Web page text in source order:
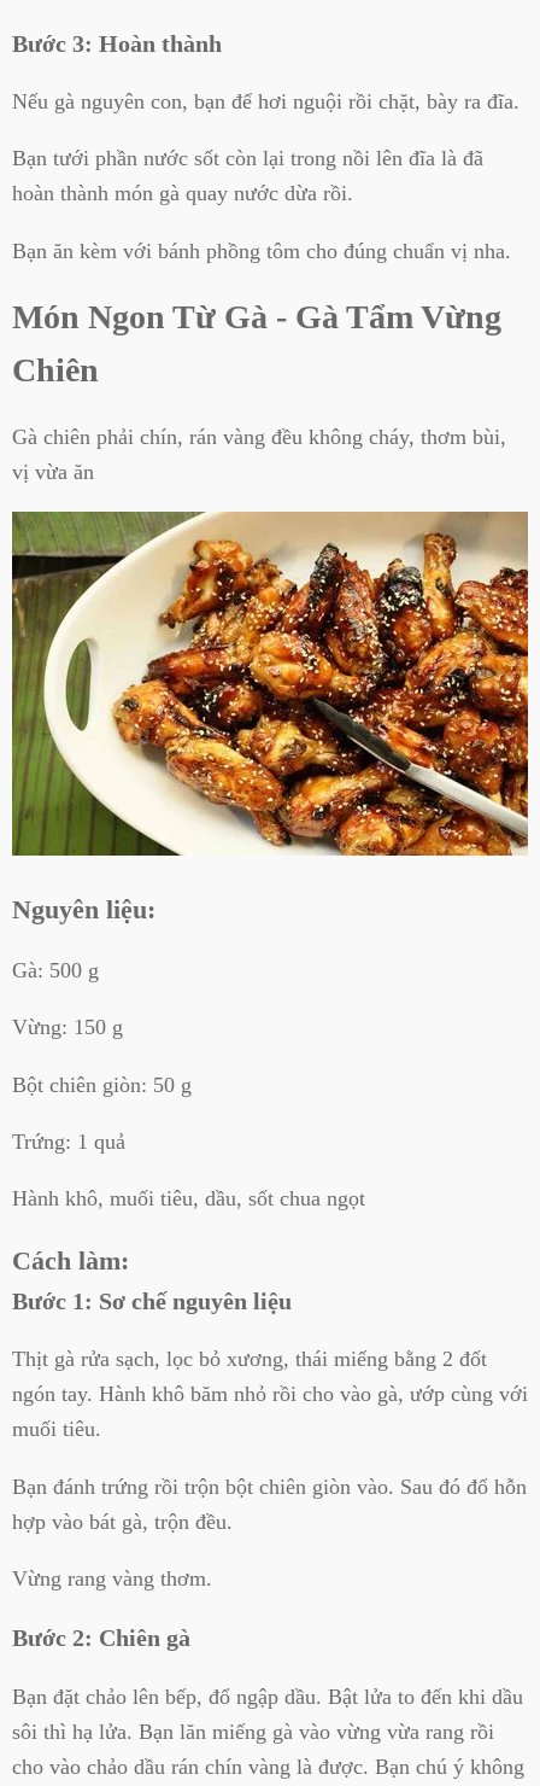
Bước 3: Hoàn thành
Nếu gà nguyên con, bạn để hơi nguội rồi chặt, bày ra đĩa.
Bạn tưới phần nước sốt còn lại trong nồi lên đĩa là đã
hoàn thành món gà quay nước dừa rồi.
Bạn ăn kèm với bánh phồng tôm cho đúng chuẩn vị nha.
Món Ngon Từ Gà - Gà Tẩm Vừng
Chiên
Gà chiên phải chín, rán vàng đều không cháy, thơm bùi,
vị vừa ăn
Nguyên liệu:
Gà: 500 g
Vừng: 150 g
Bột chiên giòn: 50 g
Trứng: 1 quả
Hành khô, muối tiêu, dầu, sốt chua ngọt
Cách làm:
Bước 1: Sơ chế nguyên liệu
Thịt gà rửa sạch, lọc bỏ xương, thái miếng bằng 2 đốt
ngón tay. Hành khô băm nhỏ rồi cho vào gà, ướp cùng với
muối tiêu.
Bạn đánh trứng rồi trộn bột chiên giòn vào. Sau đó đổ hỗn
hợp vào bát gà, trộn đều.
Vừng rang vàng thơm.
Bước 2: Chiên gà
Bạn đặt chảo lên bếp, đổ ngập dầu. Bật lửa to đến khi dầu
sôi thì hạ lửa. Bạn lăn miếng gà vào vừng vừa rang rồi
cho vào chảo dầu rán chín vàng là được. Bạn chú ý không